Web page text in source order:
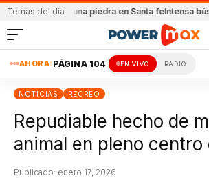
Temas del día
Atacada con una piedra en Santa feIntensa
AHORA: PÁGINA 104 EN VIVO RADIO
NOTICIAS RECREO
Repudiable hecho de
animal en pleno centro
Publicado: enero 17, 2026